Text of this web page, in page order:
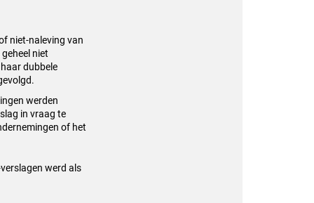
niet-naleving van
niet
dubbele
werden
in vraag te
of het
werd als